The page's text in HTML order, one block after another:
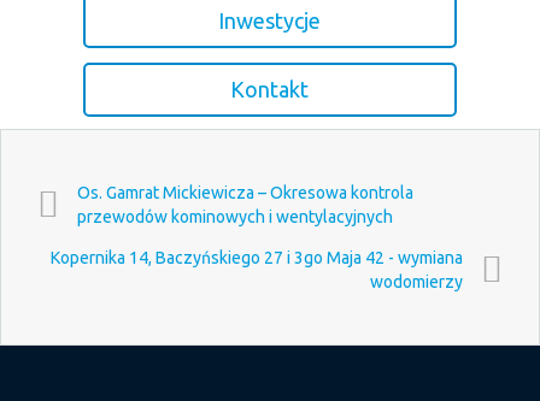
Inwestycje
Kontakt
Os. Gamrat Mickiewicza – Okresowa kontrola
przewodów kominowych i wentylacyjnych
Kopernika 14, Baczyńskiego 27 i 3go Maja 42 - wymiana
wodomierzy